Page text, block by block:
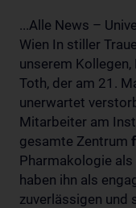
...Alle News –
Wien In stiller
unserem
Toth, der am 21.
unerwartet
Mitarbeiter am
gesamte Zentrum
Pharmakologie
haben ihn als
zuverlässigen und